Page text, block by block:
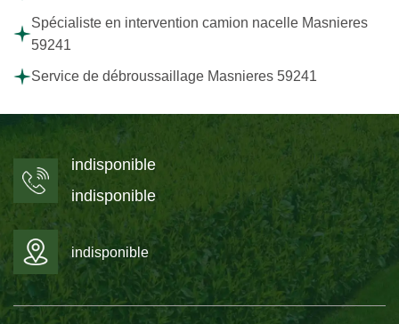
Spécialiste en intervention camion nacelle Masnieres
59241
Service de débroussaillage Masnieres 59241
indisponible
indisponible
indisponible